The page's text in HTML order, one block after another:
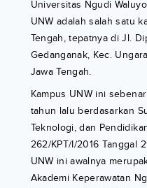
Universitas Ngudi
UNW adalah salah satu
Tengah, tepatnya di Jl.
Gedanganak, Kec.
Jawa Tengah.
Kampus UNW ini
tahun lalu berdasarkan
Teknologi, dan
262/KPT/I/2016 Tanggal
UNW ini awalnya
Akademi Keperawatan